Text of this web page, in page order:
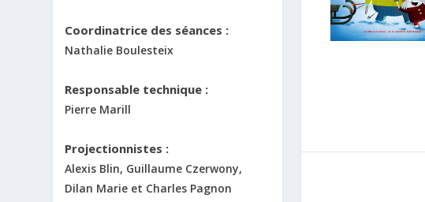
Coordinatrice des séances :
Nathalie Boulesteix
Responsable technique :
Pierre Marill
Projectionnistes :
Alexis Blin, Guillaume Czerwony,
Dilan Marie et Charles Pagnon